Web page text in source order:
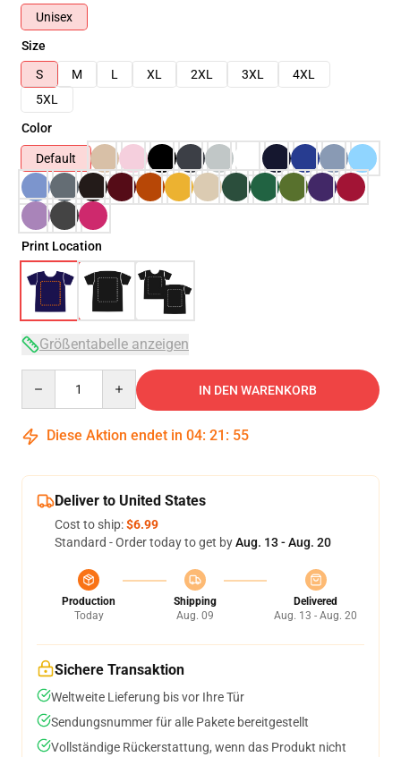
Unisex
Size
S
M L XL 2XL 3XL
4XL
5XL
Color
Default
Print Location
Größentabelle anzeigen
IN DEN WARENKORB
Diese Aktion endet in 04: 21 : 54
Deliver to United States
Cost to ship:$6.99
Standard - Order today to get byAug. 13 - Aug. 20
Production
Today
Shipping
Aug. 09
Delivered
Aug. 13 - Aug. 20
Sichere Transaktion
Weltweite Lieferung bis vor Ihre Tür
Sendungsnummer für alle Pakete bereitgestellt
Vollständige Rückerstattung, wenn das Produkt nicht